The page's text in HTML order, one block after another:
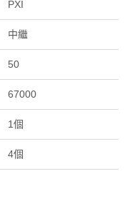
PXI
中繼
50
67000
1個
4個